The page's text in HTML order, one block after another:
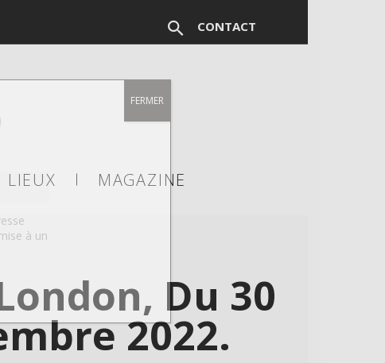
CONTACT
LIEUX MAGAZINE
Du 30
2022.
à un
FERMER